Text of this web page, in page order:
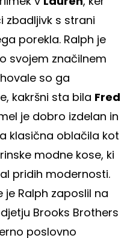
zbadljivk s strani
porekla. Ralph je
svojem značilnem
so ga
kakršni sta bila Fred
je dobro izdelan in
klasična oblačila kot
modne kose, ki
pridih modernosti.
je Ralph zaposlil na
Brooks Brothers
poslovno